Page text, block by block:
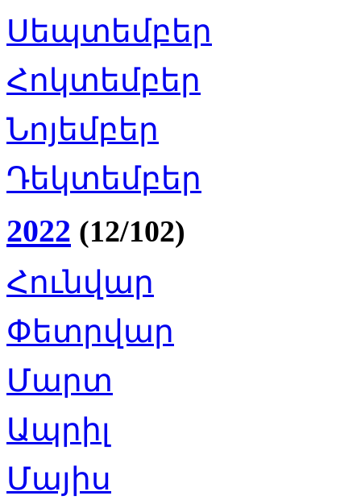
Սեպտեմբեր
Հոկտեմբեր
Նոյեմբեր
Դեկտեմբեր
2022 (12/102)
Հունվար
Փետրվար
Մարտ
Ապրիլ
Մայիս